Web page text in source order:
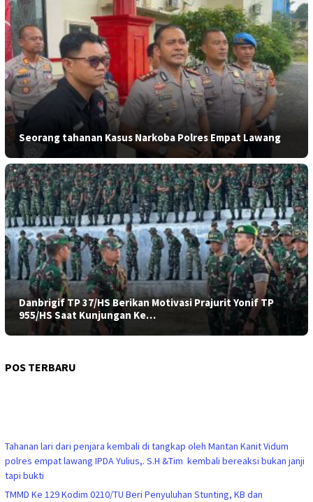
Seorang tahanan Kasus Narkoba Polres Empat Lawang
Danbrigif TP 37/HS Berikan Motivasi Prajurit Yonif TP
955/HS Saat Kunjungan Ke…
POS TERBARU
Tahanan lari dari penjara kembali di tangkap oleh Mantan Kanit Vidum
polres empat lawang IPDA Yulius,. S.H &Tim kembali bereaksi bukan janji
tapi bukti
TMMD Ke 129 Kodim 0210/TU Beri Penyuluhan Stunting, KB dan